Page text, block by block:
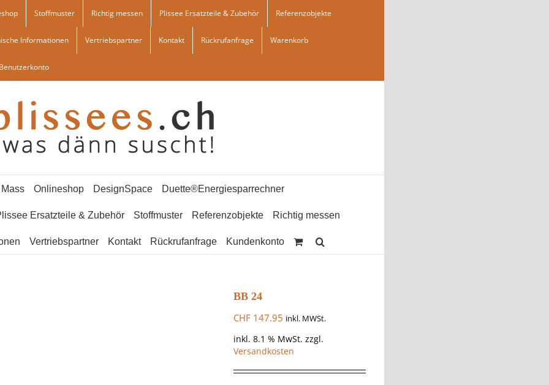
Stoffmuster Richtig messen Plissee Ersatzteile & Zubehör Referenzobjekte
Informationen Vertriebspartner Kontakt Rückrufanfrage Warenkorb
Onlineshop DesignSpace Duette®Energiesparrechner
Ersatzteile & Zubehör Stoffmuster Referenzobjekte Richtig messen
Vertriebspartner Kontakt Rückrufanfrage Kundenkonto
BB 24
CHF147.95 inkl. MWSt.
inkl. 8.1 % MwSt. zzgl.
Versandkosten